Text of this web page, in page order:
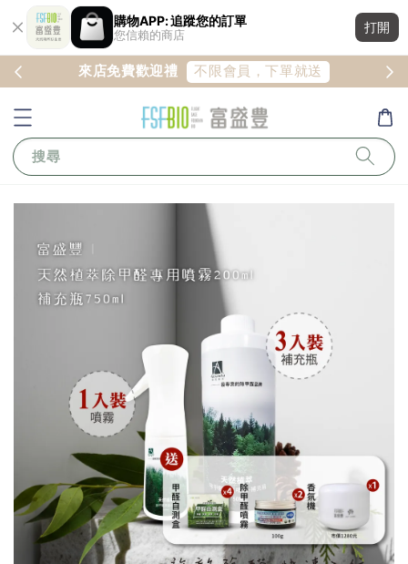
購物APP: 追蹤您的訂單
您信賴的商店
打開
冊 來店免費歡迎禮 不限會員，下單就送
搜尋